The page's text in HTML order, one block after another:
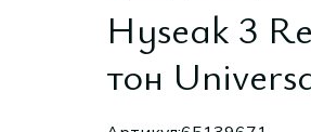
Hyseak 3
тон